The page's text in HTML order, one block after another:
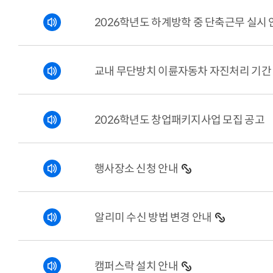
2026학년도 하계방학 중 단축근무 실시
교내 무단방치 이륜자동차 자진처리 기
2026학년도 창업패키지사업 모집 공고
행사장소 신청 안내
알리미 수신 방법 변경 안내
캠퍼스락 설치 안내